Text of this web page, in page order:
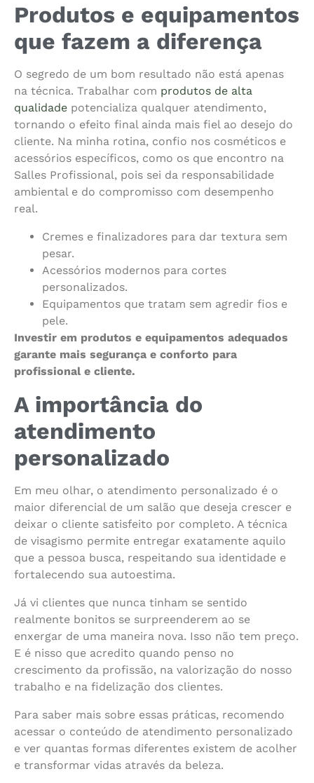
Produtos e equipamentos
que fazem a diferença
O segredo de um bom resultado não está apenas
na técnica. Trabalhar com produtos de alta
qualidade potencializa qualquer atendimento,
tornando o efeito final ainda mais fiel ao desejo do
cliente. Na minha rotina, confio nos cosméticos e
acessórios específicos, como os que encontro na
Salles Profissional, pois sei da responsabilidade
ambiental e do compromisso com desempenho
real.
Cremes e finalizadores para dar textura sem
pesar.
Acessórios modernos para cortes
personalizados.
Equipamentos que tratam sem agredir fios e
pele.
Investir em produtos e equipamentos adequados
garante mais segurança e conforto para
profissional e cliente.
A importância do
atendimento
personalizado
Em meu olhar, o atendimento personalizado é o
maior diferencial de um salão que deseja crescer e
deixar o cliente satisfeito por completo. A técnica
de visagismo permite entregar exatamente aquilo
que a pessoa busca, respeitando sua identidade e
fortalecendo sua autoestima.
Já vi clientes que nunca tinham se sentido
realmente bonitos se surpreenderem ao se
enxergar de uma maneira nova. Isso não tem preço.
E é nisso que acredito quando penso no
crescimento da profissão, na valorização do nosso
trabalho e na fidelização dos clientes.
Para saber mais sobre essas práticas, recomendo
acessar o conteúdo de atendimento personalizado
e ver quantas formas diferentes existem de acolher
e transformar vidas através da beleza.